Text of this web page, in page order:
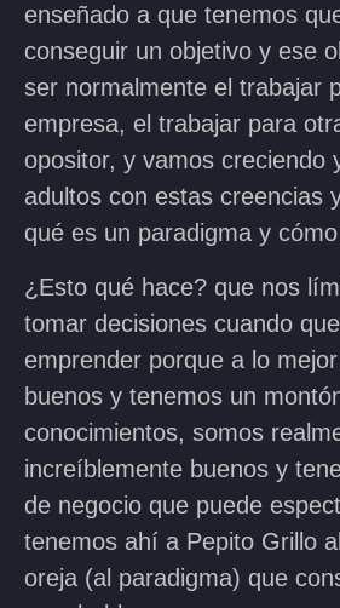
enseñado a que tenemos
conseguir un objetivo y ese
ser normalmente el trabajar
empresa, el trabajar para
opositor, y vamos creciendo
adultos con estas creencias
qué es un paradigma y
¿Esto qué hace? que nos
tomar decisiones cuando
emprender porque a lo
buenos y tenemos un
conocimientos, somos
increíblemente buenos y
de negocio que puede
tenemos ahí a Pepito Grillo
oreja (al paradigma) que